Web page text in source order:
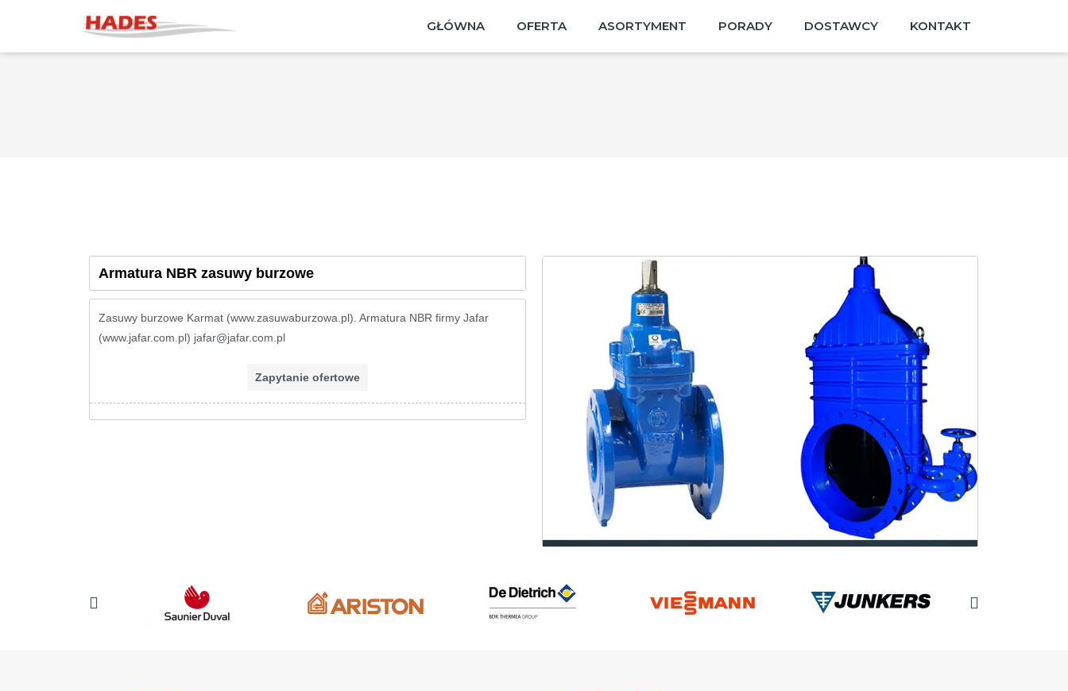
GŁÓWNA OFERTA ASORTYMENT PORADY DOSTAWCY KONTAKT
Armatura NBR zasuwy burzowe
Zasuwy burzowe Karmat (www.zasuwaburzowa.pl). Armatura NBR firmy Jafar
(www.jafar.com.pl) jafar@jafar.com.pl
Zapytanie ofertowe